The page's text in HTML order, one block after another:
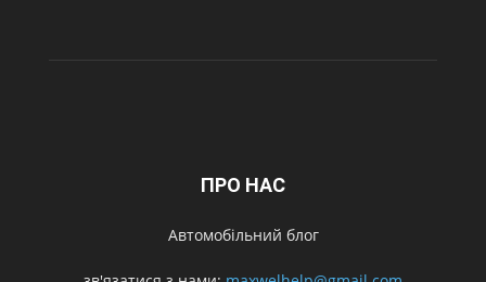
ПРО НАС
Автомобільний блог